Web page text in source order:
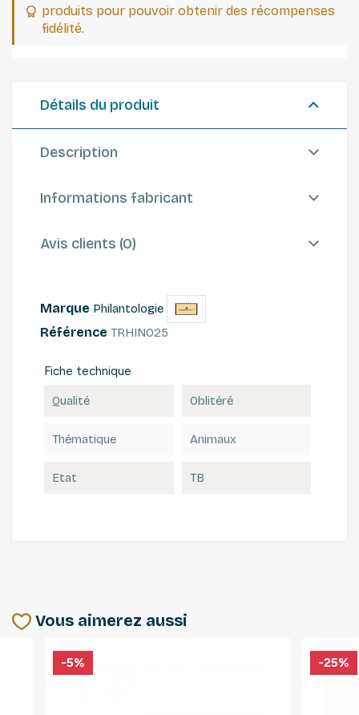
produits pour pouvoir obtenir des récompenses
fidélité.
Détails du produit
Description
Informations fabricant
Avis clients (0)
Marque Philantologie
Référence TRHINO25
Fiche technique
Qualité Oblitéré
Thématique Animaux
Etat TB
Vous aimerez aussi
-5% -25%